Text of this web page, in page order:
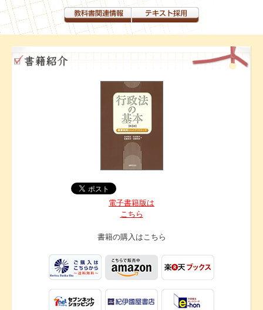
電子書籍版は
こちら
書籍の購入はこちら